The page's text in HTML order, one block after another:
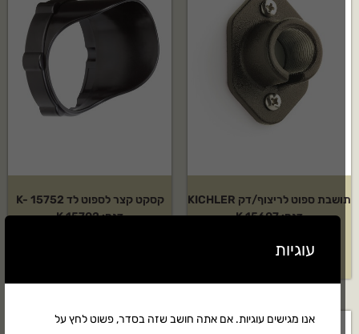
תושבת ספוט לריצוף/דק KICHLER
דגם: K 15607
120
קסקט קצר לספוט לד K- 15752
דגם: K 15702
עוגיות
אנו מגישים עוגיות. אם אתה חושב שזה בסדר, פשוט לחץ על